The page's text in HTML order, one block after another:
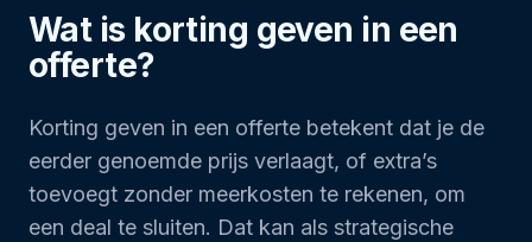
Wat is korting geven in een
offerte?
Korting geven in een offerte betekent dat je de
eerder genoemde prijs verlaagt, of extra’s
toevoegt zonder meerkosten te rekenen, om
een deal te sluiten. Dat kan als strategische